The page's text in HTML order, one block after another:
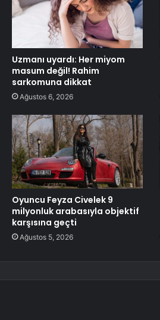
Uzmanı uyardı: Her miyom
masum değil! Rahim
sarkomuna dikkat
Ağustos 6, 2026
Oyuncu Feyza Civelek 9
milyonluk arabasıyla objektif
karşısına geçti
Ağustos 5, 2026